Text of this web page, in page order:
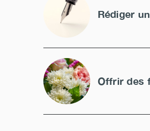
Rédiger
Offrir des